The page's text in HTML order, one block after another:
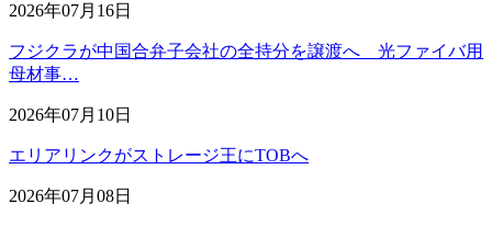
2026年07月16日
フジクラが中国合弁子会社の全持分を譲渡へ 光ファイバ用
母材事…
2026年07月10日
エリアリンクがストレージ王にTOBへ
2026年07月08日